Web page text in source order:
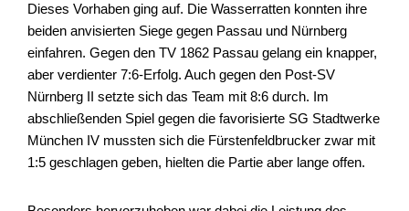
Dieses Vorhaben ging auf. Die Wasserratten konnten ihre
beiden anvisierten Siege gegen Passau und Nürnberg
einfahren. Gegen den TV 1862 Passau gelang ein knapper,
aber verdienter 7:6-Erfolg. Auch gegen den Post-SV
Nürnberg II setzte sich das Team mit 8:6 durch. Im
abschließenden Spiel gegen die favorisierte SG Stadtwerke
München IV mussten sich die Fürstenfeldbrucker zwar mit
1:5 geschlagen geben, hielten die Partie aber lange offen.